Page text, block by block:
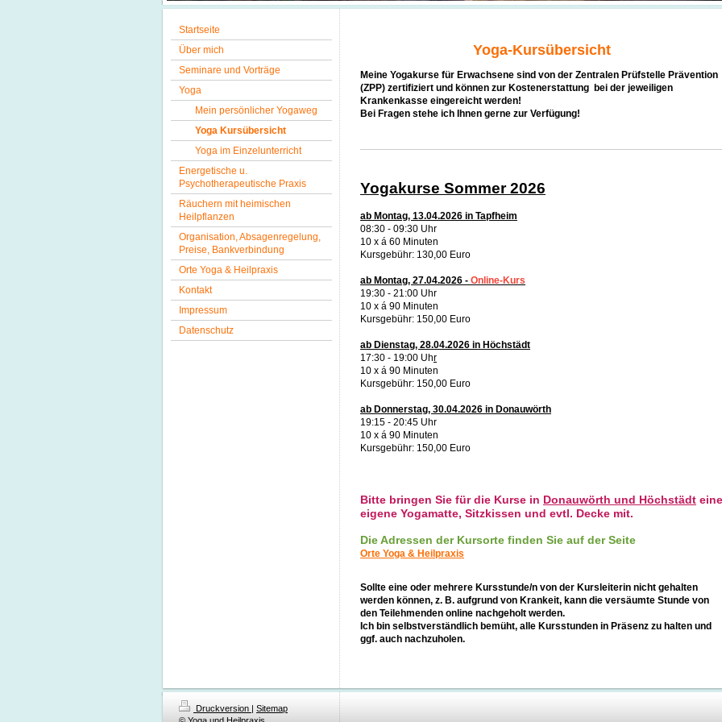
Startseite
Über mich
Seminare und Vorträge
Yoga
Mein persönlicher Yogaweg
Yoga Kursübersicht
Yoga im Einzelunterricht
Energetische u.
Psychotherapeutische Praxis
Räuchern mit heimischen
Heilpflanzen
Organisation, Absagenregelung,
Preise, Bankverbindung
Orte Yoga & Heilpraxis
Kontakt
Impressum
Datenschutz
Yoga-Kursübersicht
Meine Yogakurse für Erwachsene sind von der Zentralen Prüfstelle Prävention
(ZPP) zertifiziert und können zur Kostenerstattung bei der jeweiligen
Krankenkasse eingereicht werden!
Bei Fragen stehe ich Ihnen gerne zur Verfügung!
Yogakurse Sommer 2026
ab Montag, 13.04.2026 in Tapfheim
08:30 - 09:30 Uhr
10 x á 60 Minuten
Kursgebühr: 130,00 Euro
ab Montag, 27.04.2026 - Online-Kurs
19:30 - 21:00 Uhr
10 x á 90 Minuten
Kursgebühr: 150,00 Euro
ab Dienstag, 28.04.2026 in Höchstädt
17:30 - 19:00 Uhr
10 x á 90 Minuten
Kursgebühr: 150,00 Euro
ab Donnerstag, 30.04.2026 in Donauwörth
19:15 - 20:45 Uhr
10 x á 90 Minuten
Kursgebühr: 150,00 Euro
Bitte bringen Sie für die Kurse in Donauwörth und Höchstädt eine
eigene Yogamatte, Sitzkissen und evtl. Decke mit.
Die Adressen der Kursorte finden Sie auf der Seite
Orte Yoga & Heilpraxis
Sollte eine oder mehrere Kursstunde/n von der Kursleiterin nicht gehalten
werden können, z. B. aufgrund von Krankeit, kann die versäumte Stunde von
den Teilehmenden online nachgeholt werden.
Ich bin selbstverständlich bemüht, alle Kursstunden in Präsenz zu halten und
ggf. auch nachzuholen.
Druckversion | Sitemap